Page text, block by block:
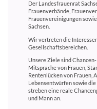
Der Landesfrauenrat
Frauenverbände,
Frauenvereinigungen
Sachsen.
Wir vertreten die
Gesellschaftsbereichen.
Unsere Ziele sind
Mitsprache von Frauen,
Rentenlücken von Frauen,
Lebensentwürfen sowie
streben eine reale
und Mann an.